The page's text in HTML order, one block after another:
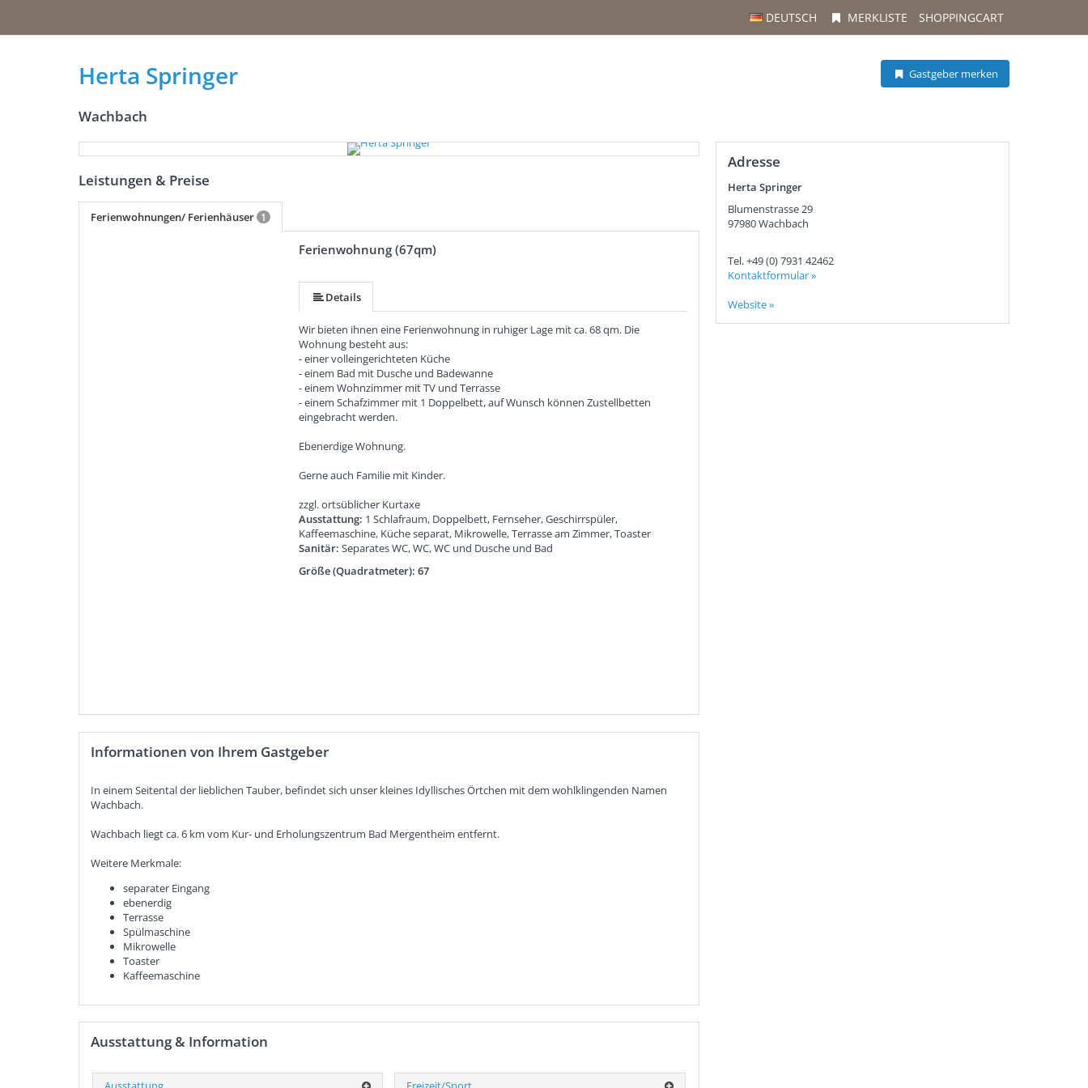
DEUTSCH MERKLISTE SHOPPINGCART
Herta Springer Gastgeber merken
Wachbach
Leistungen & Preise
Ferienwohnungen/ Ferienhäuser 1
Ferienwohnung (67qm)
Details
Wir bieten ihnen eine Ferienwohnung in ruhiger Lage mit ca. 68 qm. Die
Wohnung besteht aus:
- einer volleingerichteten Küche
- einem Bad mit Dusche und Badewanne
- einem Wohnzimmer mit TV und Terrasse
- einem Schafzimmer mit 1 Doppelbett, auf Wunsch können Zustellbetten
eingebracht werden.
Ebenerdige Wohnung.
Gerne auch Familie mit Kinder.
zzgl. ortsüblicher Kurtaxe
Ausstattung: 1 Schlafraum, Doppelbett, Fernseher, Geschirrspüler,
Kaffeemaschine, Küche separat, Mikrowelle, Terrasse am Zimmer, Toaster
Sanitär:Separates WC, WC, WC und Dusche und Bad
Größe (Quadratmeter): 67
Informationen von Ihrem Gastgeber
In einem Seitental der lieblichen Tauber, befindet sich unser kleines Idyllisches Örtchen mit dem wohlklingenden Namen
Wachbach.
Wachbach liegt ca. 6 km vom Kur- und Erholungszentrum Bad Mergentheim entfernt.
Weitere Merkmale:
separater Eingang
ebenerdig
Terrasse
Spülmaschine
Mikrowelle
Toaster
Kaffeemaschine
Ausstattung & Information
Adresse
Herta Springer
Blumenstrasse 29
97980Wachbach
Tel.+49 (0) 7931 42462
Kontaktformular »
Website »